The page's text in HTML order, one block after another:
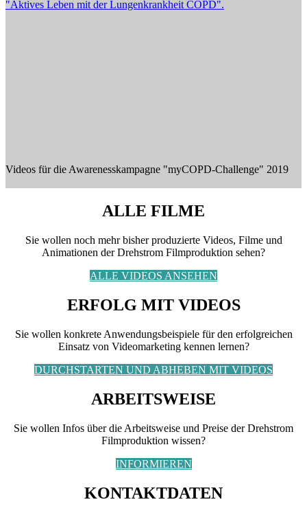
Videos für die Awarenesskampagne "myCOPD-Challenge" 2019
ALLE FILME
Sie wollen noch mehr bisher produzierte Videos, Filme und
Animationen der Drehstrom Filmproduktion sehen?
ALLE VIDEOS ANSEHEN
ERFOLG MIT VIDEOS
Sie wollen konkrete Anwendungsbeispiele für den erfolgreichen
Einsatz von Videomarketing kennen lernen?
DURCHSTARTEN UND ABHEBEN MIT VIDEOS
ARBEITSWEISE
Sie wollen Infos über die Arbeitsweise und Preise der Drehstrom
Filmproduktion wissen?
INFORMIEREN
KONTAKTDATEN